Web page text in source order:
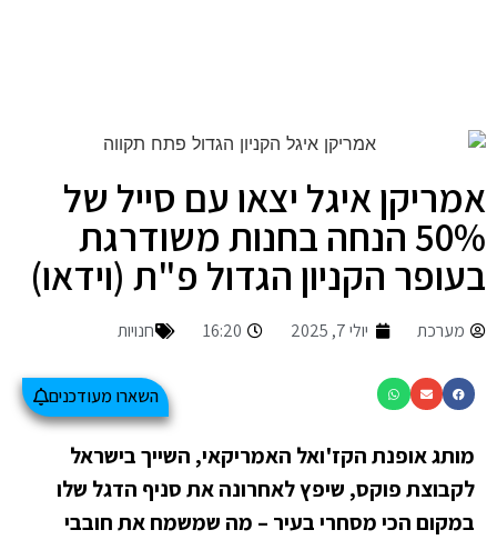
אמריקן איגל יצאו עם סייל של
50% הנחה בחנות משודרגת
בעופר הקניון הגדול פ"ת (וידאו)
מערכת יולי 7, 2025 16:20 חנויות
השארו מעודכנים
מותג אופנת הקז'ואל האמריקאי, השייך בישראל
לקבוצת פוקס, שיפץ לאחרונה את סניף הדגל שלו
במקום הכי מסחרי בעיר – מה שמשמח את חובבי